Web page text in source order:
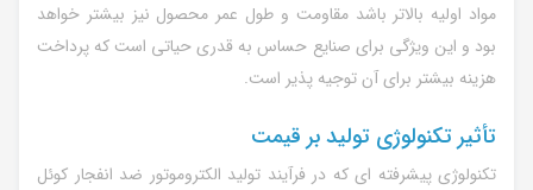
مواد اولیه بالاتر باشد مقاومت و طول عمر محصول نیز بیشتر خواهد
بود و این ویژگی برای صنایع حساس به قدری حیاتی است که پرداخت
هزینه بیشتر برای آن توجیه پذیر است.
تأثیر تکنولوژی تولید بر قیمت
تکنولوژی پیشرفته ای که در فرآیند تولید الکتروموتور ضد انفجار کوئل